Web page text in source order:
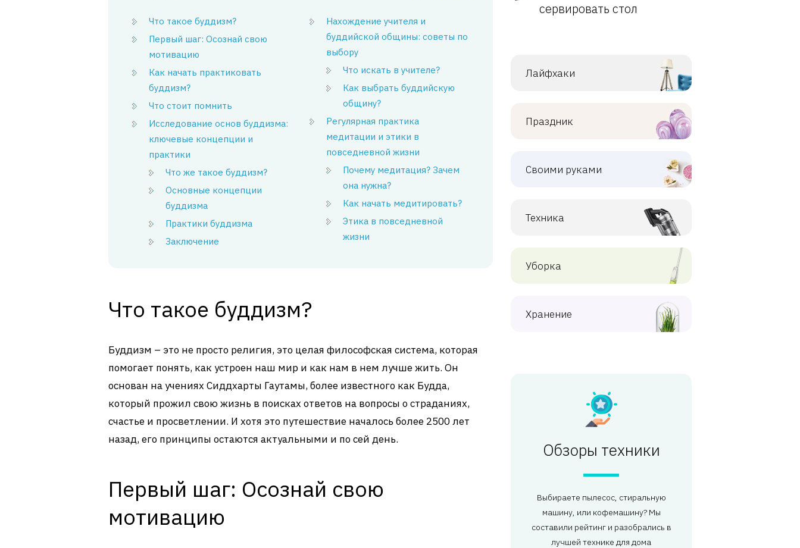
Что такое буддизм?
Первый шаг: Осознай свою
мотивацию
Как начать практиковать
буддизм?
Что стоит помнить
Исследование основ буддизма:
ключевые концепции и
практики
Что же такое буддизм?
Основные концепции
буддизма
Практики буддизма
Заключение
Нахождение учителя и
буддийской общины: советы по
выбору
Что искать в учителе?
Как выбрать буддийскую
общину?
Регулярная практика
медитации и этики в
повседневной жизни
Почему медитация? Зачем
она нужна?
Как начать медитировать?
Этика в повседневной
жизни
Что такое буддизм?
Буддизм – это не просто религия, это целая философская система, которая
помогает понять, как устроен наш мир и как нам в нем лучше жить. Он
основан на учениях Сиддхарты Гаутамы, более известного как Будда,
который прожил свою жизнь в поисках ответов на вопросы о страданиях,
счастье и просветлении. И хотя это путешествие началось более 2500 лет
назад, его принципы остаются актуальными и по сей день.
Первый шаг: Осознай свою
мотивацию
сервировать стол
Лайфхаки
Праздник
Своими руками
Техника
Уборка
Хранение
Обзоры техники
Выбираете пылесос, стиральную
машину, или кофемашину? Мы
составили рейтинг и разобрались в
лучшей технике для дома